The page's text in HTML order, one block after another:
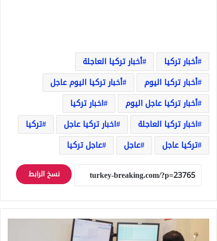
أخبار تركيا
أخبار تركيا العاجلة
أخبار تركيا اليوم
أخبار تركيا اليوم عاجل
أخبار تركيا عاجل اليوم
اخبار تركيا
اخبار تركيا العاجلة
اخبار تركيا عاجل
تركيا
تركيا عاجل
عاجل عاجل تركيا
نسخ الرابط
أنظمة